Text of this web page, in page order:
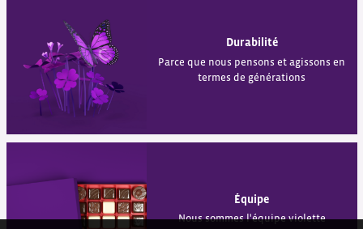
Durabilité
Parce que nous pensons et agissons en
termes de générations
Équipe
Nous sommes l'équipe violette